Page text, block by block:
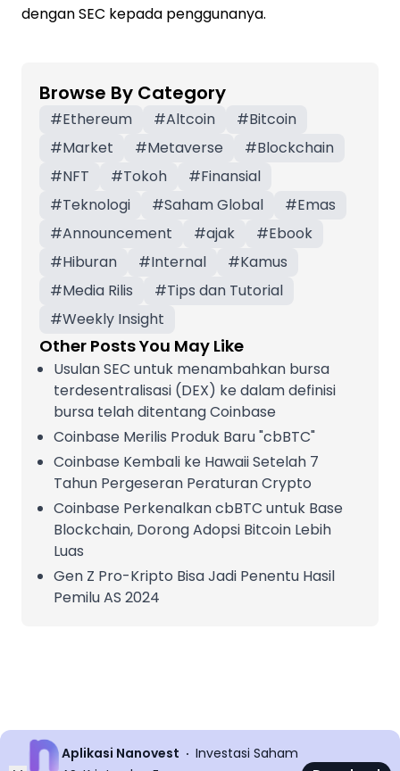
dengan SEC kepada penggunanya.
Browse By Category
#Ethereum #Altcoin #Bitcoin
#Market #Metaverse #Blockchain
#NFT #Tokoh #Finansial
#Teknologi #Saham Global #Emas
#Announcement #ajak #Ebook
#Hiburan #Internal #Kamus
#Media Rilis #Tips dan Tutorial
#Weekly Insight
Other Posts You May Like
Usulan SEC untuk menambahkan bursa
terdesentralisasi (DEX) ke dalam definisi
bursa telah ditentang Coinbase
Coinbase Merilis Produk Baru "cbBTC"
Coinbase Kembali ke Hawaii Setelah 7
Tahun Pergeseran Peraturan Crypto
Coinbase Perkenalkan cbBTC untuk Base
Blockchain, Dorong Adopsi Bitcoin Lebih
Luas
Gen Z Pro-Kripto Bisa Jadi Penentu Hasil
Pemilu AS 2024
Aplikasi Nanovest
Investasi Saham